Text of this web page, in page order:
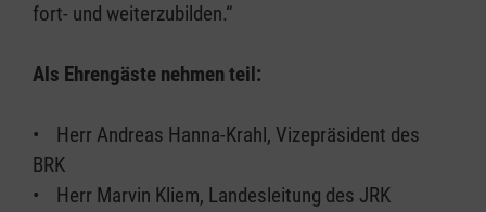
fort- und weiterzubilden.“
Als Ehrengäste nehmen teil:
• Herr Andreas Hanna-Krahl, Vizepräsident des
BRK
• Herr Marvin Kliem, Landesleitung des JRK